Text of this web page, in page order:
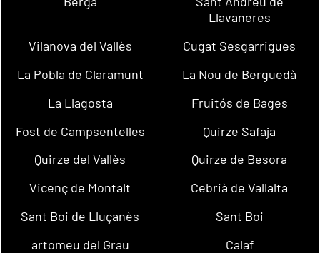
Llavaneres
Vilanova del Vallès
Cugat Sesgarrigues
La Pobla de Claramunt
La Nou de Berguedà
La Llagosta
Fruitós de Bages
Fost de Campsentelles
Quirze Safaja
Quirze del Vallès
Quirze de Besora
Vicenç de Montalt
Cebrià de Vallalta
Sant Boi de Lluçanès
Sant Boi
artomeu del Grau
Calaf